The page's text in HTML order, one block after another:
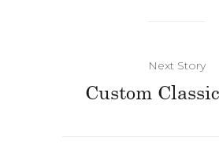
Next Story
Custom